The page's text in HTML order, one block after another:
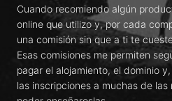
Cuando recomiendo algún
online que utilizo y, por cada
una comisión sin que a ti te
Esas comisiones me permiten
pagar el alojamiento, el dominio
las inscripciones a muchas de